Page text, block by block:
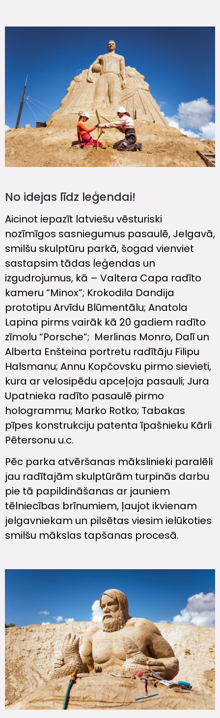
No idejas līdz leģendai!
Aicinot iepazīt latviešu vēsturiski
nozīmīgos sasniegumus pasaulē, Jelgavā,
smilšu skulptūru parkā, šogad vienviet
sastapsim tādas leģendas un
izgudrojumus, kā – Valtera Capa radīto
kameru “Minox”; Krokodila Dandija
prototipu Arvīdu Blūmentālu; Anatola
Lapina pirms vairāk kā 20 gadiem radīto
zīmolu “Porsche”; Merlinas Monro, Dalī un
Alberta Enšteina portretu radītāju Filipu
Halsmanu; Annu Kopčovsku pirmo sievieti,
kura ar velosipēdu apceļoja pasauli; Jura
Upatnieka radīto pasaulē pirmo
hologrammu; Marko Rotko; Tabakas
pīpes konstrukciju patenta īpašnieku Kārli
Pētersonu u.c.
Pēc parka atvēršanas mākslinieki paralēli
jau radītajām skulptūrām turpinās darbu
pie tā papildināšanas ar jauniem
tēlniecības brīnumiem, ļaujot ikvienam
jelgavniekam un pilsētas viesim ielūkoties
smilšu mākslas tapšanas procesā.